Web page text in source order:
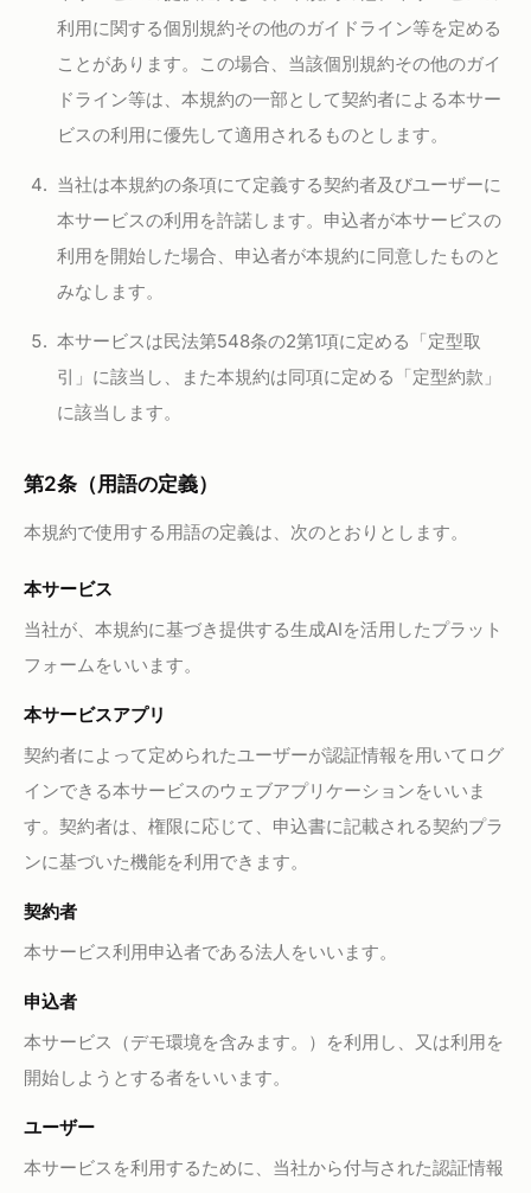
利用に関する個別規約その他のガイドライン等を定める
ことがあります。この場合、当該個別規約その他のガイ
ドライン等は、本規約の一部として契約者による本サー
ビスの利用に優先して適用されるものとします。
当社は本規約の条項にて定義する契約者及びユーザーに
本サービスの利用を許諾します。申込者が本サービスの
利用を開始した場合、申込者が本規約に同意したものと
みなします。
本サービスは民法第548条の2第1項に定める「定型取
引」に該当し、また本規約は同項に定める「定型約款」
に該当します。
第2条（用語の定義）
本規約で使用する用語の定義は、次のとおりとします。
本サービス
当社が、本規約に基づき提供する生成AIを活用したプラット
フォームをいいます。
本サービスアプリ
契約者によって定められたユーザーが認証情報を用いてログ
インできる本サービスのウェブアプリケーションをいいま
す。契約者は、権限に応じて、申込書に記載される契約プラ
ンに基づいた機能を利用できます。
契約者
本サービス利用申込者である法人をいいます。
申込者
本サービス（デモ環境を含みます。）を利用し、又は利用を
開始しようとする者をいいます。
ユーザー
本サービスを利用するために、当社から付与された認証情報